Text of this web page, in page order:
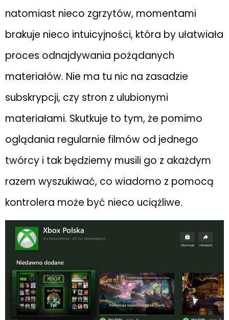
natomiast nieco zgrzytów, momentami
brakuje nieco intuicyjności, która by ułatwiała
proces odnajdywania pożądanych
materiałów. Nie ma tu nic na zasadzie
subskrypcji, czy stron z ulubionymi
materiałami. Skutkuje to tym, że pomimo
oglądania regularnie filmów od jednego
twórcy i tak będziemy musili go z akażdym
razem wyszukiwać, co wiadomo z pomocą
kontrolera może być nieco uciążliwe.